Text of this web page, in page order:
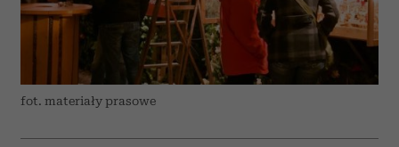
fot. materiały prasowe